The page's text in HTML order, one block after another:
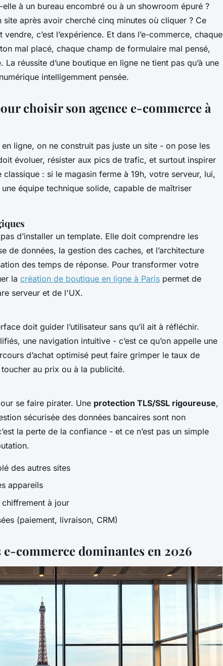
à un bureau encombré ou à un showroom épuré ?
après avoir cherché cinq minutes où cliquer ? Ce
c’est l’expérience. Et dans l’e-commerce, chaque
mal placé, chaque champ de formulaire mal pensé,
La réussite d’une boutique en ligne ne tient pas qu’à une
intelligemment pensée.
choisir son agence e-commerce à
ligne, on ne construit pas juste un site - on pose les
évoluer, résister aux pics de trafic, et surtout inspirer
classique : si le magasin ferme à 19h, votre serveur, lui,
équipe technique solide, capable de maîtriser
d’installer un template. Elle doit comprendre les
de données, la gestion des caches, et l’architecture
des temps de réponse. Pour transformer votre
la création de boutique en ligne à Paris permet de
serveur et de l'UX.
doit guider l’utilisateur sans qu’il ait à réfléchir.
une navigation intuitive - c’est ce qu’on appelle une
d’achat optimisé peut faire grimper le taux de
au prix ou à la publicité.
se faire pirater. Une protection TLS/SSL rigoureuse,
sécurisée des données bancaires sont non
la perte de la confiance - et ce n’est pas un simple
des autres sites
appareils
à jour
(paiement, livraison, CRM)
commerce dominantes en 2026